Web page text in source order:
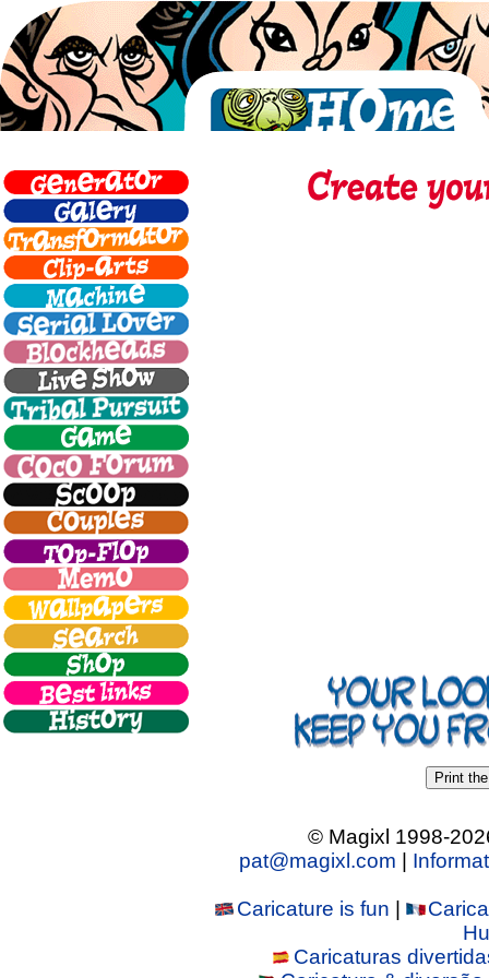
Print
© Magixl 1998-
pat@magixl.com
Caricature is fun
Caricaturas